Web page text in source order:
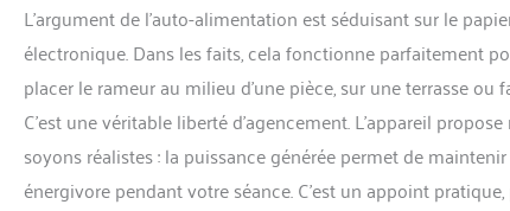
L’argument de l’auto-alimentation est séduisant sur le
électronique. Dans les faits, cela fonctionne parfaitement
placer le rameur au milieu d’une pièce, sur une terrasse
C’est une véritable liberté d’agencement. L’appareil
soyons réalistes : la puissance générée permet de
énergivore pendant votre séance. C’est un appoint